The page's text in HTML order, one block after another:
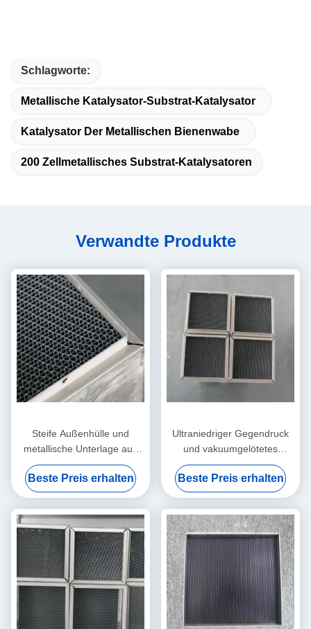
Schlagworte:
Metallische Katalysator-Substrat-Katalysator
Katalysator Der Metallischen Bienenwabe
200 Zellmetallisches Substrat-Katalysatoren
Verwandte Produkte
Steife Außenhülle und
metallische Unterlage aus
verriegelter Folie für
stationäre
Notfallgeneratoren
Beste Preis erhalten
Ultraniedriger Gegendruck
und vakuumgelötetes
Metallsubstrat für
Industriegasturbinen
Beste Preis erhalten